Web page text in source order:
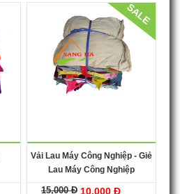
SALE
Vải Lau Máy Công Nghiệp - Giẻ
Lau Máy Công Nghiệp
15,000 Đ 10,000 Đ